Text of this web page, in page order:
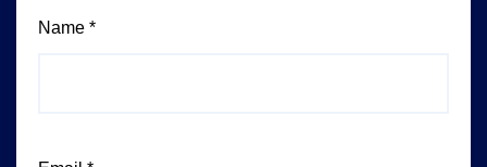
Name *